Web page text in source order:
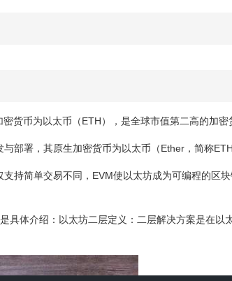
货币为以太币（ETH），是全球市值第二高的加密
部署，其原生加密货币为以太币（Ether，简称ETH
持简单交易不同，EVM使以太坊成为可编程的区
体介绍：以太坊二层定义：二层解决方案是在以